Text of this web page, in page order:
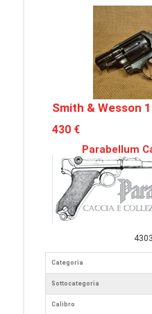
Smith & Wesson
430 €
Parabellum
Categoria
Sottocategoria
Calibro